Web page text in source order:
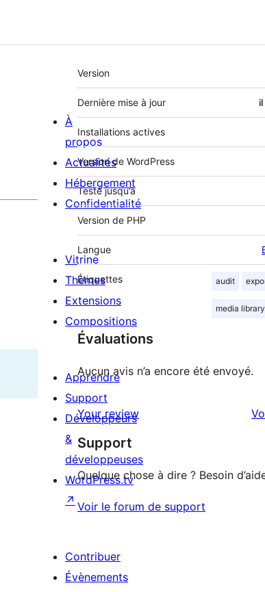
Méta
Version
Dernière mise à jour
Installations actives
Version de WordPress
Testé jusqu’à
Version de PHP
Langue
Étiquettes audit
media library
Évaluations
Aucun avis n’a encore été envoyé.
Your review
Support
Quelque chose à dire ? Besoin
Voir le forum de support
À
propos
Actualités
Hébergement
Confidentialité
Vitrine
Thèmes
Extensions
Compositions
Apprendre
Support
Développeurs
&
développeuses
WordPress.tv
↗
Contribuer
Évènements